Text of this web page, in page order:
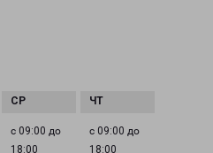
с 09:00 до
18:00
с 09:00 до
18:00